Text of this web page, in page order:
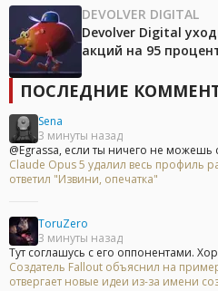
DEVOLVER DIGITAL
Devolver Digital
акций на 95
ПОСЛЕДНИЕ
Sena
3 минуты назад
@Egrassa, если ты ничего не можешь
Claude Opus 5 удалил весь профиль
ответил "Извини, опечатка"
ToruZero
3 минуты назад
Тут соглашусь с его оппонентами.
Создатель Fallout объяснил на
отвергает новые идеи из-за имени